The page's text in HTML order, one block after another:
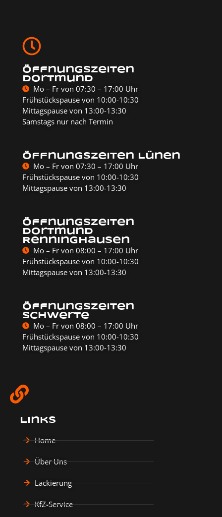
Öffnungszeiten
Dortmund
Mo – Fr von 07:30 – 17:00 Uhr
Frühstückspause von 10:00-10:30
Mittagspause von 13:00-13:30
Samstags nur nach Termin
Öffnungszeiten Lünen
Mo – Fr von 07:30 – 17:00 Uhr
Frühstückspause von 10:00-10:30
Mittagspause von 13:00-13:30
Öffnungszeiten
Dortmund
Renninghausen
Mo – Fr von 08:00 – 17:00 Uhr
Frühstückspause von 10:00-10:30
Mittagspause von 13:00-13:30
Öffnungszeiten
Schwerte
Mo – Fr von 08:00 – 17:00 Uhr
Frühstückspause von 10:00-10:30
Mittagspause von 13:00-13:30
Links
Home
Über Uns
Lackierung
KfZ-Service